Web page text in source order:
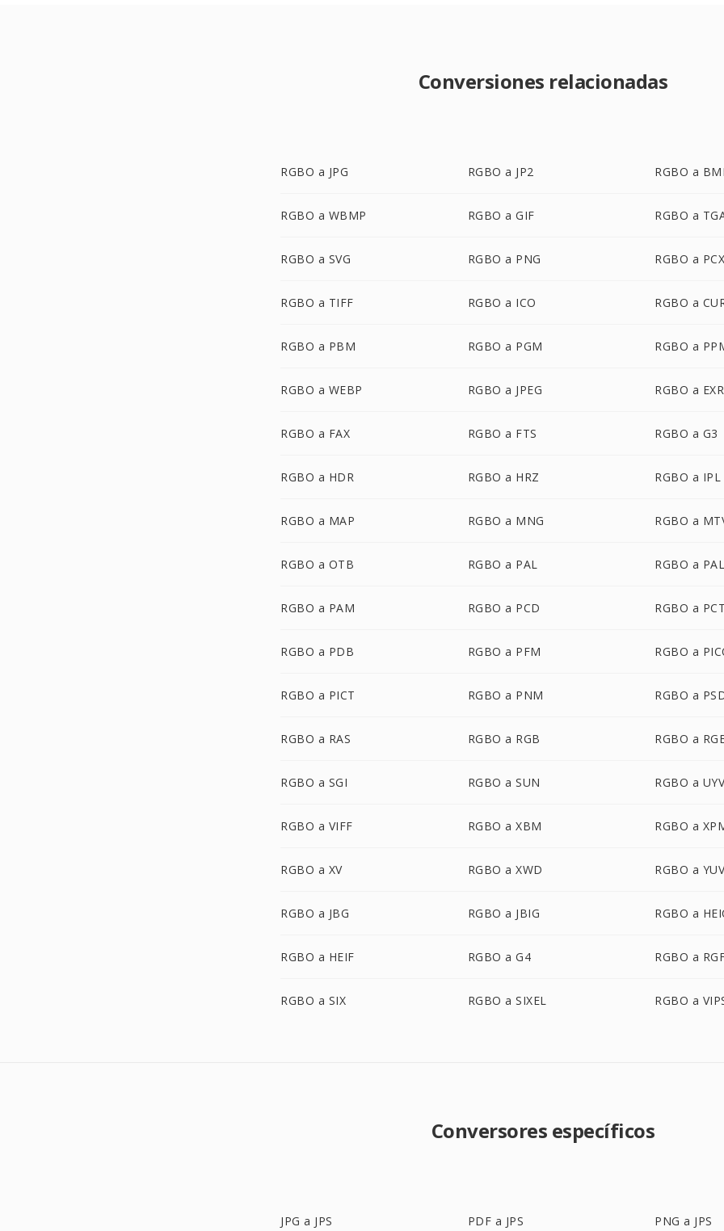
Conversiones relacionadas
RGBO a JPG RGBO a JP2 RGBO a
RGBO a WBMP RGBO a GIF RGBO a
RGBO a SVG RGBO a PNG RGBO a PCX
RGBO a TIFF RGBO a ICO RGBO a
RGBO a PBM RGBO a PGM RGBO a
RGBO a WEBP RGBO a JPEG RGBO a EXR
RGBO a FAX RGBO a FTS RGBO a G3
RGBO a HDR RGBO a HRZ RGBO a IPL
RGBO a MAP RGBO a MNG RGBO a
RGBO a OTB RGBO a PAL RGBO a
RGBO a PAM RGBO a PCD RGBO a PCT
RGBO a PDB RGBO a PFM RGBO a
RGBO a PICT RGBO a PNM RGBO a
RGBO a RAS RGBO a RGB RGBO a
RGBO a SGI RGBO a SUN RGBO a
RGBO a VIFF RGBO a XBM RGBO a
RGBO a XV RGBO a XWD RGBO a
RGBO a JBG RGBO a JBIG RGBO a
RGBO a HEIF RGBO a G4 RGBO a
RGBO a SIX RGBO a SIXEL RGBO a
Conversores específicos
JPG a JPS PDF a JPS PNG a JPS